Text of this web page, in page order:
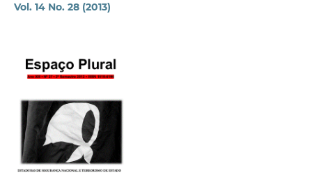
Vol. 14 No. 28 (2013)